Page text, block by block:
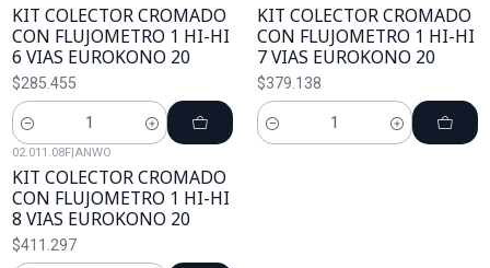
KIT COLECTOR CROMADO
CON FLUJOMETRO 1 HI-HI
6 VIAS EUROKONO 20
$285.455
Cantidad
KIT COLECTOR CROMADO
CON FLUJOMETRO 1 HI-HI
7 VIAS EUROKONO 20
$379.138
Cantidad
02.011.08F ANWO
KIT COLECTOR CROMADO
CON FLUJOMETRO 1 HI-HI
8 VIAS EUROKONO 20
$411.297